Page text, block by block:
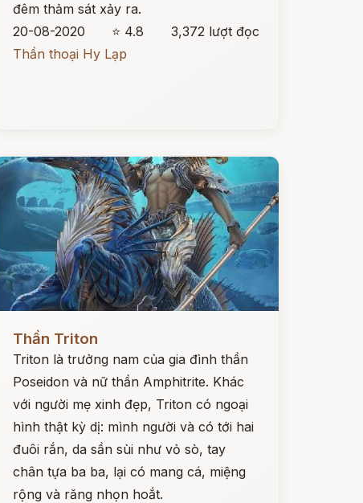
đêm thảm sát xảy ra.
20-08-2020
⭐ 4.8
3,372 lượt đọc
Thần thoại Hy Lạp
Đọc ngay
Thần Triton
Triton là trưởng nam của gia đình thần
Poseidon và nữ thần Amphitrite. Khác
với người mẹ xinh đẹp, Triton có ngoại
hình thật kỳ dị: mình người và có tới hai
đuôi rắn, da sần sùi như vỏ sò, tay
chân tựa ba ba, lại có mang cá, miệng
rộng và răng nhọn hoắt.